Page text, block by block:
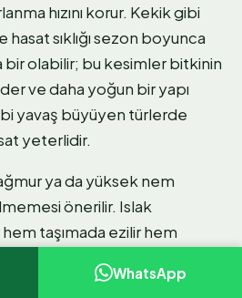
hızını korur. Kekik gibi
hasat sıklığı sezon boyunca
bir olabilir; bu kesimler bitkinin
ve daha yoğun bir yapı
yavaş büyüyen türlerde
yeterlidir.
ya da yüksek nem
önerilir. Islak
taşımada ezilir hem
buharlaşmasınıWhatsApp